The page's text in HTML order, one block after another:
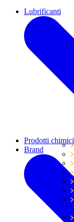
Lubrificanti
Prodotti chimici
Brand